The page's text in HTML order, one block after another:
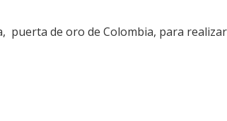
puerta de oro de Colombia, para